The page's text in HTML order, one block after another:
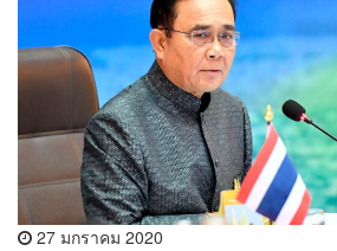
27 มกราคม 2020